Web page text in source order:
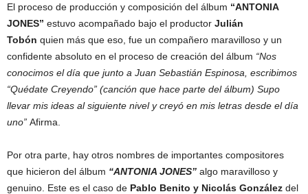
El proceso de producción y composición del álbum “ANTONIA
JONES” estuvo acompañado bajo el productor Julián
Tobón quien más que eso, fue un compañero maravilloso y un
confidente absoluto en el proceso de creación del álbum “Nos
conocimos el día que junto a Juan Sebastián Espinosa, escribimos
“Quédate Creyendo” (canción que hace parte del álbum) Supo
llevar mis ideas al siguiente nivel y creyó en mis letras desde el día
uno” Afirma.
Por otra parte, hay otros nombres de importantes compositores
que hicieron del álbum “ANTONIA JONES” algo maravilloso y
genuino. Este es el caso de Pablo Benito y Nicolás González del